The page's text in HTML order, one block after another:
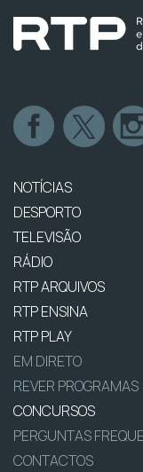
NOTÍCIAS
DESPORTO
TELEVISÃO
RÁDIO
RTP ARQUIVOS
RTP ENSINA
RTP PLAY
EM DIRETO
REVER PROGRAMAS
CONCURSOS
PERGUNTAS
CONTACTOS